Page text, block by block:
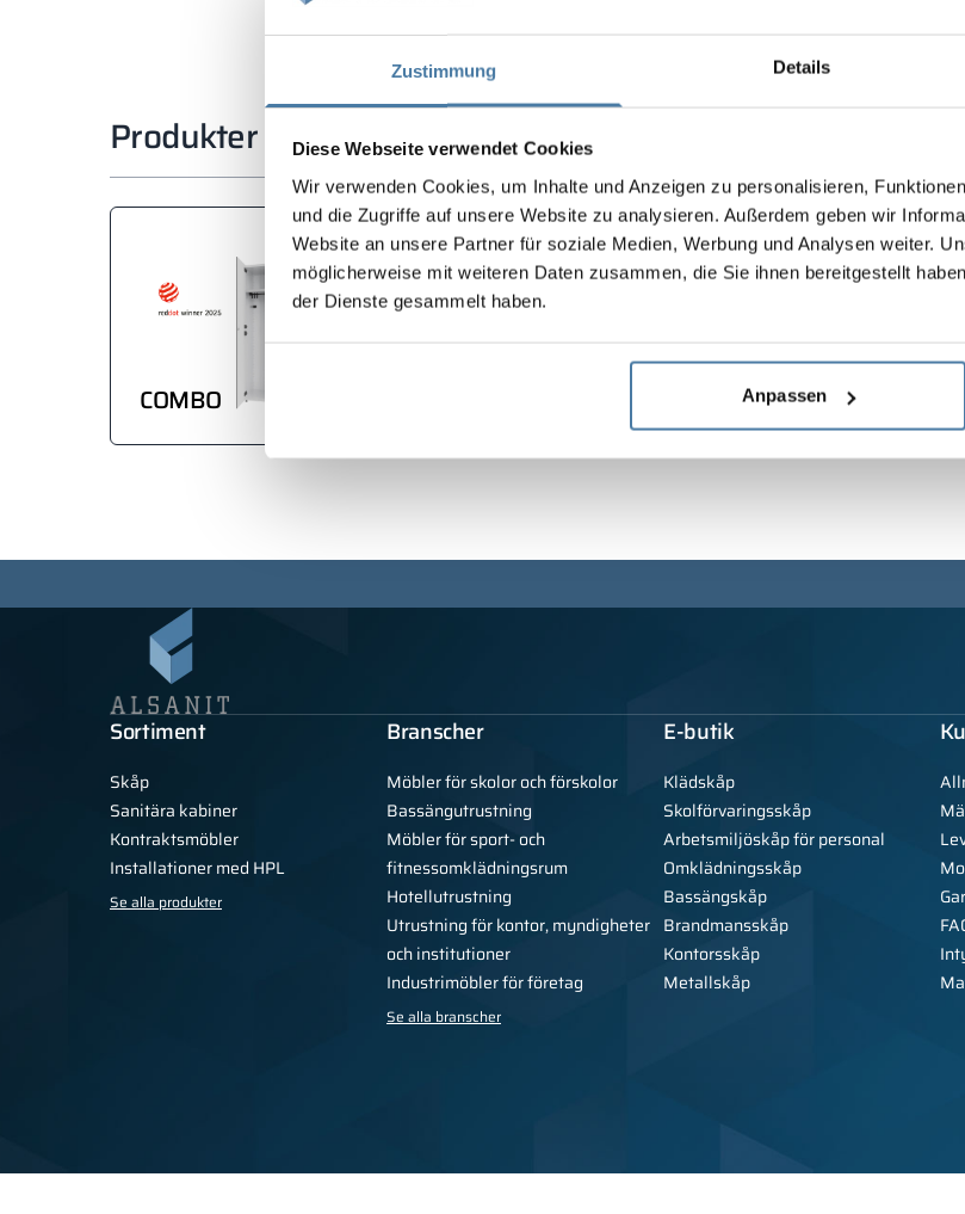
Zustimmung Details
Diese Webseite verwendet Cookies
Wir verwenden Cookies, um Inhalte und Anzeigen zu personalisieren,
und die Zugriffe auf unsere Website zu analysieren. Außerdem geben wir
Website an unsere Partner für soziale Medien, Werbung und Analysen weiter.
möglicherweise mit weiteren Daten zusammen, die Sie ihnen bereitgestellt
der Dienste gesammelt haben.
Anpassen
Produkter som används i projektet
COMBO
Sortiment
Skåp
Sanitära kabiner
Kontraktsmöbler
Installationer med HPL
Se alla produkter
Branscher
Möbler för skolor och förskolor
Bassängutrustning
Möbler för sport- och
fitnessomklädningsrum
Hotellutrustning
Utrustning för kontor, myndigheter
och institutioner
Industrimöbler för företag
Se alla branscher
E-butik
Klädskåp
Skolförvaringsskåp
Arbetsmiljöskåp för personal
Omklädningsskåp
Bassängskåp
Brandmansskåp
Kontorsskåp
Metallskåp